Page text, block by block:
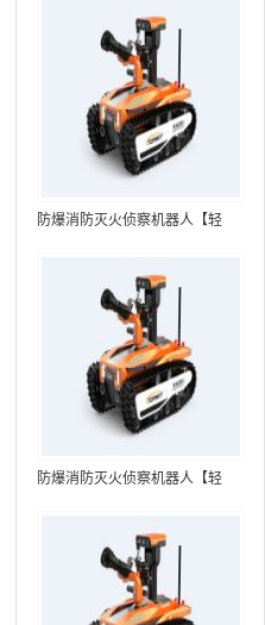
MC80BD（第6代）
防爆消防灭火侦察机器人【轻
装置+语音控制+跟随功能+5G控
防爆消防灭火侦察机器人【轻
装置+语音控制+跟随功能+5G控
制+水炮跟踪火焰）RXR-
MC80BD（第8代）